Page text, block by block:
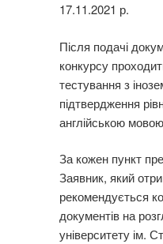
17.11.2021 р.
Після подачі
конкурсу
тестування з
підтвердження
англійською
За кожен пункт
Заявник, який
рекомендується
документів на
університету ім.